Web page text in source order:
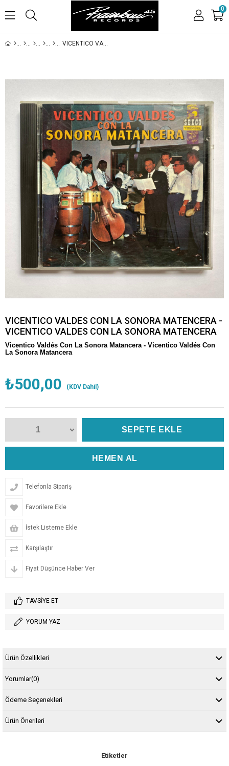
0
VICENTICO VALDES CON LA SONORA MATENCERA - VICENTICO VALDES CON LA SONORA MATENCERA
VICENTICO VALDES CON LA SONORA MATENCERA -
VICENTICO VALDES CON LA SONORA MATENCERA
Vicentico Valdés Con La Sonora Matancera - Vicentico Valdés Con
La Sonora Matancera
₺500,00 (KDV Dahil)
Telefonla Sipariş
Favorilere Ekle
İstek Listeme Ekle
Karşılaştır
Fiyat Düşünce Haber Ver
TAVSIYE ET
YORUM YAZ
Ürün Özellikleri
Yorumlar(0)
Ödeme Seçenekleri
Ürün Önerileri
Etiketler